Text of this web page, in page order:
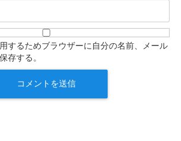
するためブラウザーに自分の名前、メール
存する。